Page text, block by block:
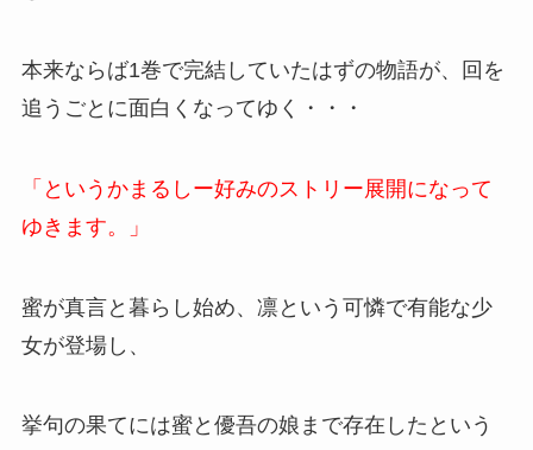
本来ならば1巻で完結していたはずの物語が、回を
追うごとに面白くなってゆく・・・
「というかまるしー好みのストリー展開になって
ゆきます。」
蜜が真言と暮らし始め、凛という可憐で有能な少
女が登場し、
挙句の果てには蜜と優吾の娘まで存在したという